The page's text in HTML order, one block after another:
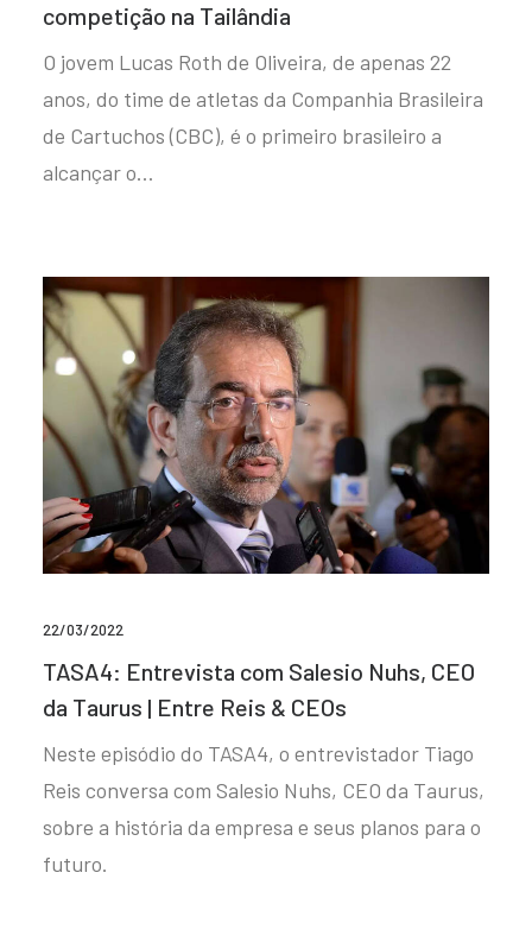
competição na Tailândia
O jovem Lucas Roth de Oliveira, de apenas 22
anos, do time de atletas da Companhia Brasileira
de Cartuchos (CBC), é o primeiro brasileiro a
alcançar o…
22/03/2022
TASA4: Entrevista com Salesio Nuhs, CEO
da Taurus | Entre Reis & CEOs
Neste episódio do TASA4, o entrevistador Tiago
Reis conversa com Salesio Nuhs, CEO da Taurus,
sobre a história da empresa e seus planos para o
futuro.